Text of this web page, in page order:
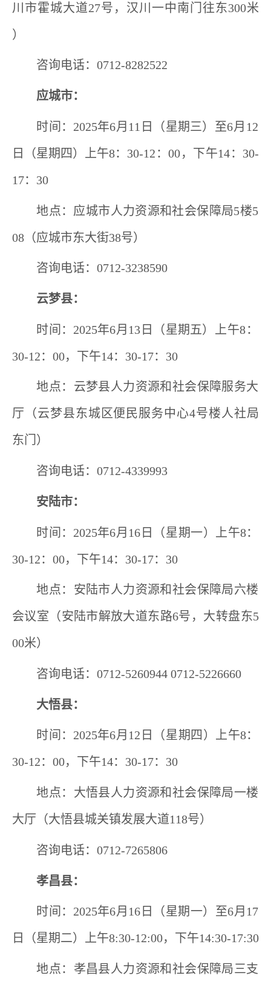
川市霍城大道27号 ，汉川一中南门往东300米
）
咨询电话：0712-8282522
应城市：
时间： 2025年6月 11 日（星期三）至6月 12
日（星期 四 ）上午8： 30-1 2 ： 00，下午14： 30-
17： 30
地点：应城市人力资源和社会保障局5楼5
08 （应城市东大街38号）
咨询电话：0712-3238590
云梦县：
时间： 2025年6月 13 日（星期 五）上午8：
30-1 2： 00， 下午14： 30-17： 30
地点：云梦县人力资源和社会保障服务大
厅（云梦县东城区便民服务中心4号楼人社局
东门）
咨询电话：0712-4339993
安陆市：
时间： 2025年6月 16 日（星期一）上午8：
30-12： 00，下午14： 30-17： 30
地点：安陆市人力资源和社会保障局六楼
会议室（安陆市解放大道东路6号，大转盘东5
00米）
咨询电话：0712-5260944 0712-5226660
大悟县：
时间： 2025年6月 12 日（星期四）上午8：
30-12： 00，下午14： 30-17： 30
地点：大悟县人力资源和社会保障局一楼
大厅（大悟县城关镇发展大道118号）
咨询电话：0712-7265806
孝昌县：
时间： 2025年6月 16 日（星期一）至6月 17
日（星期二）上午8:30-12:00，下午14:30-17:30
地点：孝昌县人力资源和社会保障局三支